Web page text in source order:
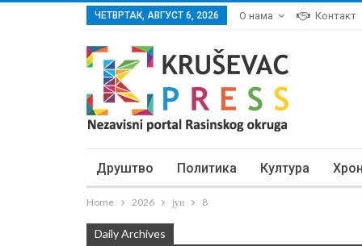
ЧЕТВРТАК, АВГУСТ 6, 2026 О нама Контакт
Друштво Политика Култура
Home 2026 јун 8
Daily Archives